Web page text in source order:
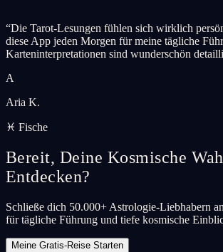
“Die Tarot-Lesungen fühlen sich wirklich
diese App jeden Morgen für meine tägliche
Karteninterpretationen sind wunderschön
A
Aria K.
♓ Fische
Bereit, Deine Kosmische
Entdecken?
Schließe dich 50.000+ Astrologie-Liebhabern
für tägliche Führung und tiefe kosmische
Meine Gratis-Reise Starten